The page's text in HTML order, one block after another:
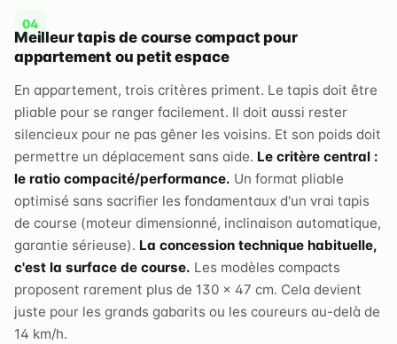
Meilleur tapis de course compact pour
appartement ou petit espace
En appartement, trois critères priment. Le tapis doit être
pliable pour se ranger facilement. Il doit aussi rester
silencieux pour ne pas gêner les voisins. Et son poids doit
permettre un déplacement sans aide. Le critère central :
le ratio compacité/performance. Un format pliable
optimisé sans sacrifier les fondamentaux d'un vrai tapis
de course (moteur dimensionné, inclinaison automatique,
garantie sérieuse). La concession technique habituelle,
c'est la surface de course. Les modèles compacts
proposent rarement plus de 130 × 47 cm. Cela devient
juste pour les grands gabarits ou les coureurs au-delà de
14 km/h.